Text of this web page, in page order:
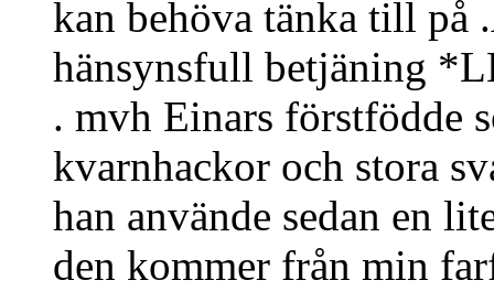
kan behöva tänka till på
hänsynsfull betjäning
. mvh Einars förstfödde
kvarnhackor och stora
han använde sedan en
den kommer från min